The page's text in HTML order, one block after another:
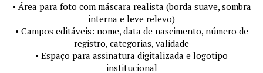
• Área para foto com máscara realista (borda suave, sombra
interna e leve relevo)
• Campos editáveis: nome, data de nascimento, número de
registro, categorias, validade
• Espaço para assinatura digitalizada e logotipo
institucional